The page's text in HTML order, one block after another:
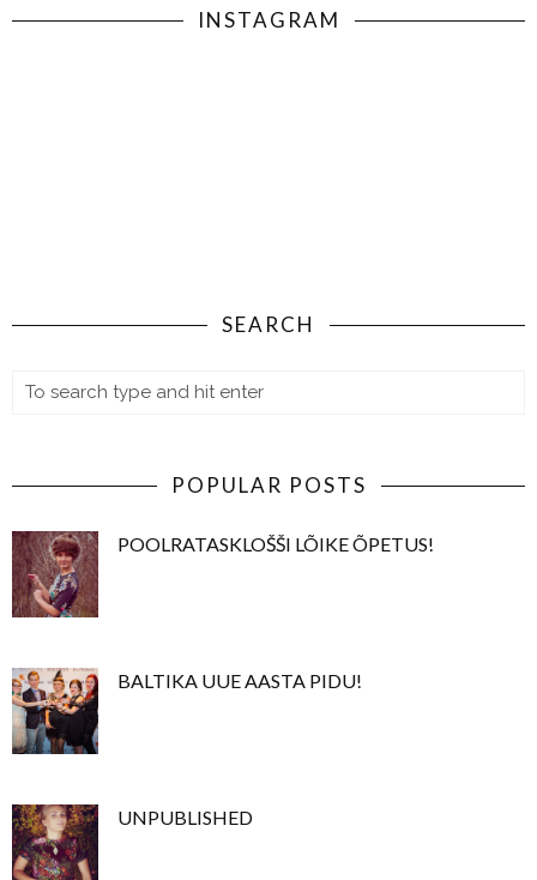
INSTAGRAM
SEARCH
POPULAR POSTS
POOLRATASKLOŠŠI LÕIKE ÕPETUS!
BALTIKA UUE AASTA PIDU!
UNPUBLISHED